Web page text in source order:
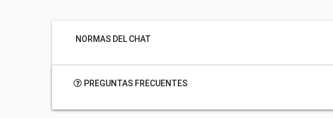
NORMAS DEL CHAT
PREGUNTAS FRECUENTES